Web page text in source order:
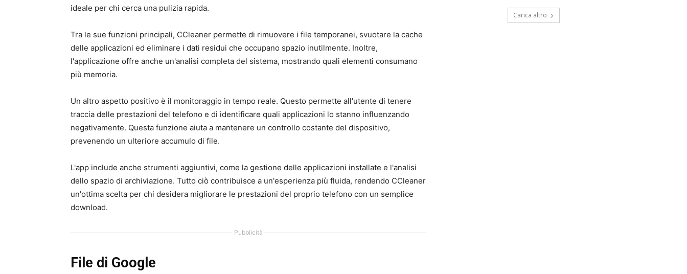
ideale per chi cerca una pulizia rapida.
Tra le sue funzioni principali, CCleaner permette di rimuovere i file temporanei, svuotare la cache
delle applicazioni ed eliminare i dati residui che occupano spazio inutilmente. Inoltre,
l'applicazione offre anche un'analisi completa del sistema, mostrando quali elementi consumano
più memoria.
Un altro aspetto positivo è il monitoraggio in tempo reale. Questo permette all'utente di tenere
traccia delle prestazioni del telefono e di identificare quali applicazioni lo stanno influenzando
negativamente. Questa funzione aiuta a mantenere un controllo costante del dispositivo,
prevenendo un ulteriore accumulo di file.
L'app include anche strumenti aggiuntivi, come la gestione delle applicazioni installate e l'analisi
dello spazio di archiviazione. Tutto ciò contribuisce a un'esperienza più fluida, rendendo CCleaner
un'ottima scelta per chi desidera migliorare le prestazioni del proprio telefono con un semplice
download.
Pubblicità
File di Google
Carica altro